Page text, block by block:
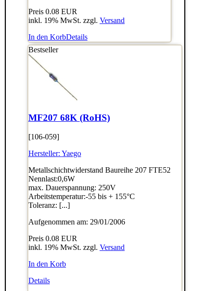
Preis 0.08 EUR
inkl. 19% MwSt. zzgl. Versand
In den KorbDetails
Bestseller
MF207 68K (RoHS)
[106-059]
Hersteller: Yaego
Metallschichtwiderstand Baureihe 207 FTE52
Nennlast:0,6W
max. Dauerspannung: 250V
Arbeitstemperatur:-55 bis + 155°C
Toleranz: [...]
Aufgenommen am: 29/01/2006
Preis 0.08 EUR
inkl. 19% MwSt. zzgl. Versand
In den Korb
Details